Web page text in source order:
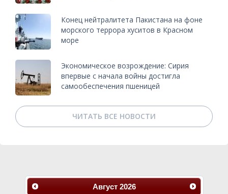
Конец нейтралитета Пакистана на фоне
морского террора хуситов в Красном
море
Экономическое возрождение: Сирия
впервые с начала войны достигла
самообеспечения пшеницей
ЧИТАТЬ ВСЕ НОВОСТИ
Август 2026